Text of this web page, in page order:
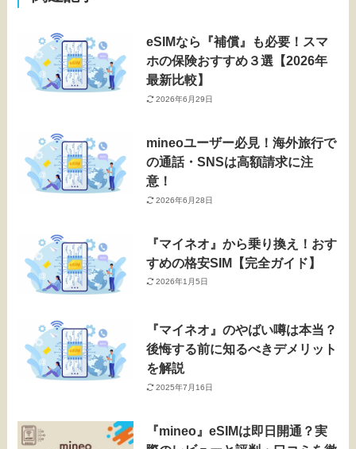
eSIMなら『補償』も必要！スマ
ホの保険おすすめ３選【2026年
最新比較】
2026年6月29日
mineoユーザー必見！海外旅行で
の通話・SNSは高額請求に注
意！
2026年6月28日
『マイネオ』から乗り換え！おす
すめの格安SIM【完全ガイド】
2026年1月5日
『マイネオ』のやばい噂は本当？
後悔する前に知るべきデメリット
を解説
2025年7月16日
『mineo』eSIMは即日開通？実